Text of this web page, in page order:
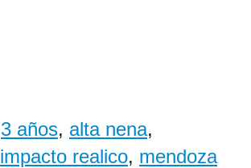
3 años, alta nena,
impacto realico, mendoza